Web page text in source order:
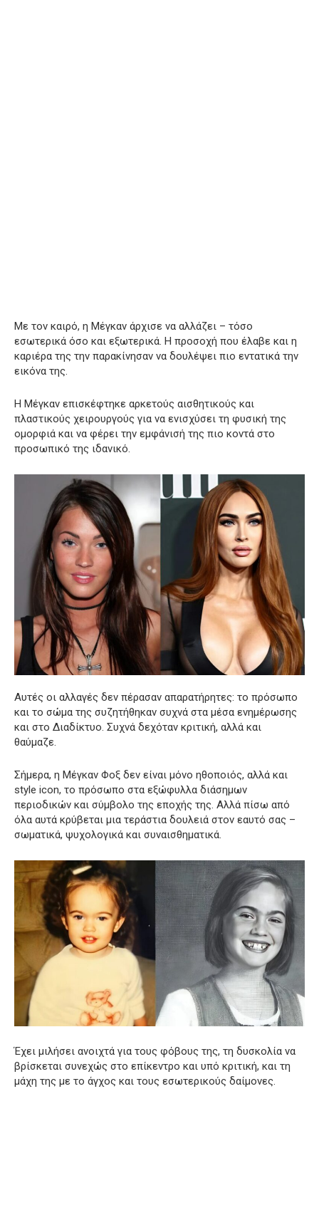
Με τον καιρό, η Μέγκαν άρχισε να αλλάζει – τόσο
εσωτερικά όσο και εξωτερικά. Η προσοχή που έλαβε και η
καριέρα της την παρακίνησαν να δουλέψει πιο εντατικά την
εικόνα της.
Η Μέγκαν επισκέφτηκε αρκετούς αισθητικούς και
πλαστικούς χειρουργούς για να ενισχύσει τη φυσική της
ομορφιά και να φέρει την εμφάνισή της πιο κοντά στο
προσωπικό της ιδανικό.
Αυτές οι αλλαγές δεν πέρασαν απαρατήρητες: το πρόσωπο
και το σώμα της συζητήθηκαν συχνά στα μέσα ενημέρωσης
και στο Διαδίκτυο. Συχνά δεχόταν κριτική, αλλά και
θαύμαζε.
Σήμερα, η Μέγκαν Φοξ δεν είναι μόνο ηθοποιός, αλλά και
style icon, το πρόσωπο στα εξώφυλλα διάσημων
περιοδικών και σύμβολο της εποχής της. Αλλά πίσω από
όλα αυτά κρύβεται μια τεράστια δουλειά στον εαυτό σας –
σωματικά, ψυχολογικά και συναισθηματικά.
Έχει μιλήσει ανοιχτά για τους φόβους της, τη δυσκολία να
βρίσκεται συνεχώς στο επίκεντρο και υπό κριτική, και τη
μάχη της με το άγχος και τους εσωτερικούς δαίμονες.